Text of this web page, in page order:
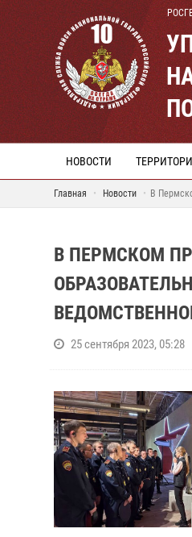
НОВОСТИ
Главная Новости В
В ПЕРМСКОМ
25 сентября 2023, 05:28